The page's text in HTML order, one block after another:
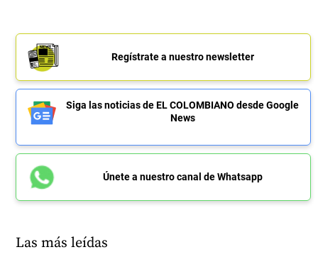
Regístrate a nuestro newsletter
Siga las noticias de EL COLOMBIANO desde Google
News
Únete a nuestro canal de Whatsapp
Las más leídas